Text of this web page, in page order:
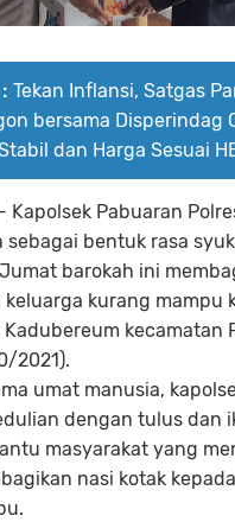
Tekan Inflansi, Satgas
bersama Disperindag
dan Harga Sesuai
Kapolsek Pabuaran
sebagai bentuk rasa
barokah ini
keluarga kurang mampu
kecamatan
2021).
umat manusia,
dengan tulus dan
masyarakat yang
nasi kotak